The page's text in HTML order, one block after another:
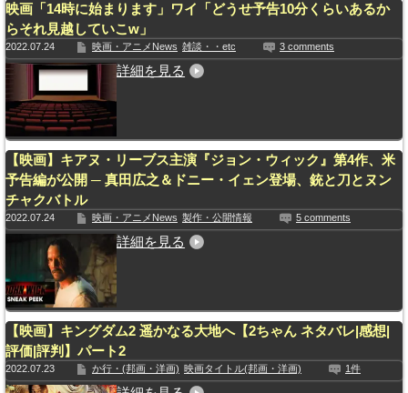
映画「14時に始まります」ワイ「どうせ予告10分くらいあるか
らそれ見越していこw」
2022.07.24 映画・アニメNews 雑談・・etc 3 comments
詳細を見る
【映画】キアヌ・リーブス主演『ジョン・ウィック』第4作、米
予告編が公開 ─ 真田広之＆ドニー・イェン登場、銃と刀とヌン
チャクバトル
2022.07.24 映画・アニメNews 製作・公開情報 5 comments
詳細を見る
【映画】キングダム2 遥かなる大地へ【2ちゃん ネタバレ|感想|
評価|評判】パート2
2022.07.23 か行・(邦画・洋画) 映画タイトル(邦画・洋画) 1件